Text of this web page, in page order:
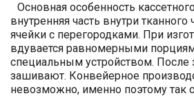
Основная особенность
внутренняя часть внутри тканного
ячейки с перегородками. При
вдувается равномерными
специальным устройством. После
зашивают. Конвейерное
невозможно, именно поэтому так